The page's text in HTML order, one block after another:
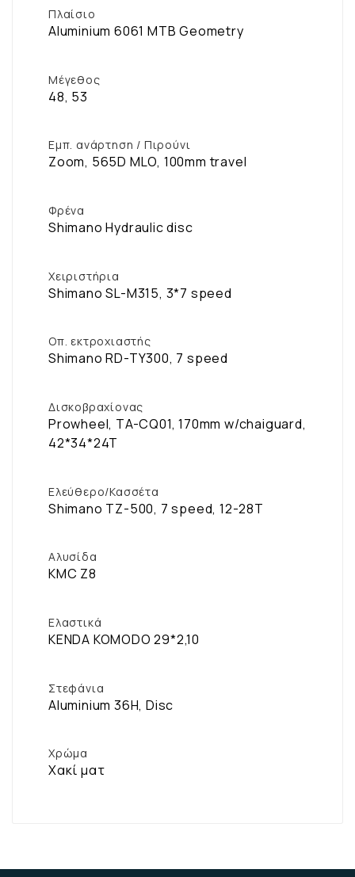
Πλαίσιο
Aluminium 6061 MTB Geometry
Μέγεθος
48, 53
Εμπ. ανάρτηση / Πιρούνι
Zoom, 565D MLO, 100mm travel
Φρένα
Shimano Hydraulic disc
Χειριστήρια
Shimano SL-M315, 3*7 speed
Οπ. εκτροχιαστής
Shimano RD-TY300, 7 speed
Δισκοβραχίονας
Prowheel, TA-CQ01, 170mm w/chaiguard,
42*34*24T
Ελεύθερο/Κασσέτα
Shimano TZ-500, 7 speed, 12-28T
Αλυσίδα
KMC Z8
Ελαστικά
KENDA KOMODO 29*2,10
Στεφάνια
Aluminium 36H, Disc
Χρώμα
Χακί ματ